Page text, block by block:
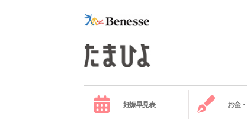
妊娠早見表 お金